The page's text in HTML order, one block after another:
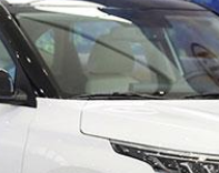
TƯ VẤN
Mẹo vặt